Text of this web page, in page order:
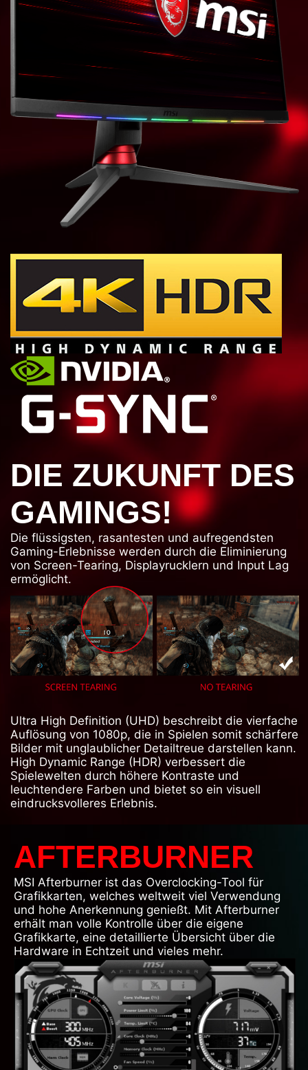
DIE ZUKUNFT DES
GAMINGS!
Die flüssigsten, rasantesten und aufregendsten
Gaming-Erlebnisse werden durch die Eliminierung
von Screen-Tearing, Displayrucklern und Input Lag
ermöglicht.
Ultra High Definition (UHD) beschreibt die vierfache
Auflösung von 1080p, die in Spielen somit schärfere
Bilder mit unglaublicher Detailtreue darstellen kann.
High Dynamic Range (HDR) verbessert die
Spielewelten durch höhere Kontraste und
leuchtendere Farben und bietet so ein visuell
eindrucksvolleres Erlebnis.
AFTERBURNER
MSI Afterburner ist das Overclocking-Tool für
Grafikkarten, welches weltweit viel Verwendung
und hohe Anerkennung genießt. Mit Afterburner
erhält man volle Kontrolle über die eigene
Grafikkarte, eine detaillierte Übersicht über die
Hardware in Echtzeit und vieles mehr.